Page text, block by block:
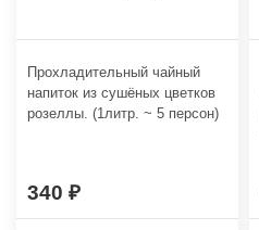
Прохладительный чайный
напиток из сушёных цветков
розеллы. (1литр. ~ 5 персон)
340